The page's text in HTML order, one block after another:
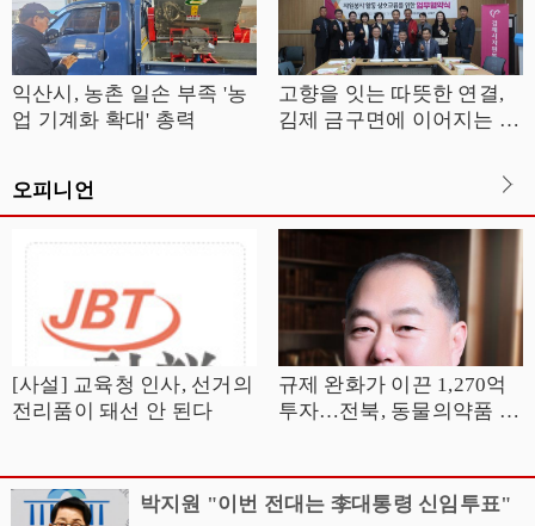
익산시, 농촌 일손 부족 '농
업 기계화 확대' 총력
고향을 잇는 따뜻한 연결,
김제 금구면에 이어지는 나
오피니언
[사설] 교육청 인사, 선거의
전리품이 돼선 안 된다
규제 완화가 이끈 1,270억
투자…전북, 동물의약품 산
박지원 "이번 전대는 李대통령 신임투표"